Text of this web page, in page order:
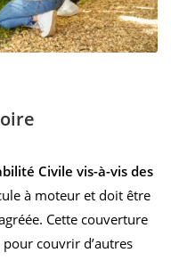
Civile vis-à-vis des
à moteur et doit être
Cette couverture
couvrir d’autres